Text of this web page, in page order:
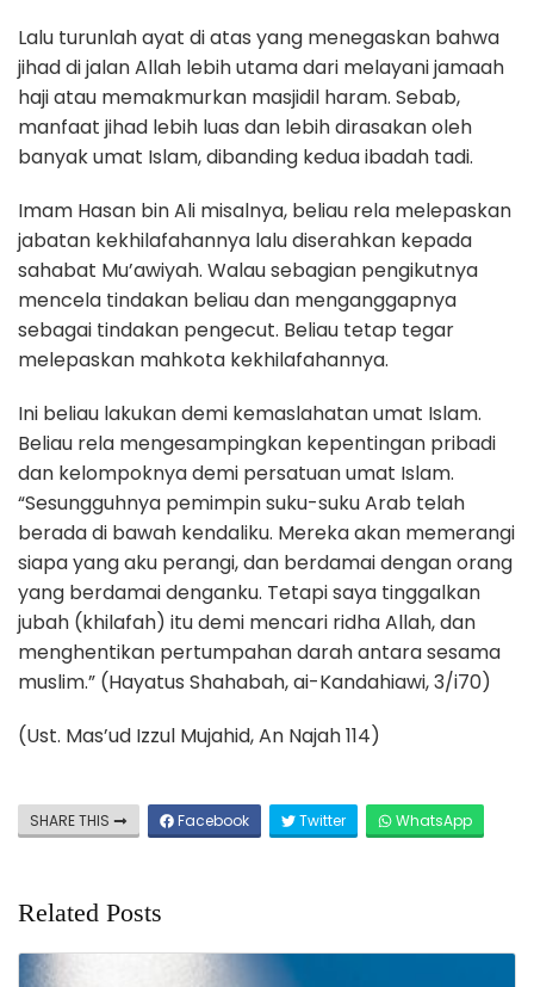
Lalu turunlah ayat di atas yang menegaskan bahwa
jihad di jalan Allah lebih utama dari melayani jamaah
haji atau memakmurkan masjidil haram. Sebab,
manfaat jihad lebih luas dan lebih dirasakan oleh
banyak umat Islam, dibanding kedua ibadah tadi.
Imam Hasan bin Ali misalnya, beliau rela melepaskan
jabatan kekhilafahannya lalu diserahkan kepada
sahabat Mu’awiyah. Walau sebagian pengikutnya
mencela tindakan beliau dan menganggapnya
sebagai tindakan pengecut. Beliau tetap tegar
melepaskan mahkota kekhilafahannya.
Ini beliau lakukan demi kemaslahatan umat Islam.
Beliau rela mengesampingkan kepentingan pribadi
dan kelompoknya demi persatuan umat Islam.
“Sesungguhnya pemimpin suku-suku Arab telah
berada di bawah kendaliku. Mereka akan memerangi
siapa yang aku perangi, dan berdamai dengan orang
yang berdamai denganku. Tetapi saya tinggalkan
jubah (khilafah) itu demi mencari ridha Allah, dan
menghentikan pertumpahan darah antara sesama
muslim.” (Hayatus Shahabah, ai-Kandahiawi, 3/i70)
(Ust. Mas’ud Izzul Mujahid, An Najah 114)
SHARE THIS Facebook Twitter WhatsApp
Related Posts